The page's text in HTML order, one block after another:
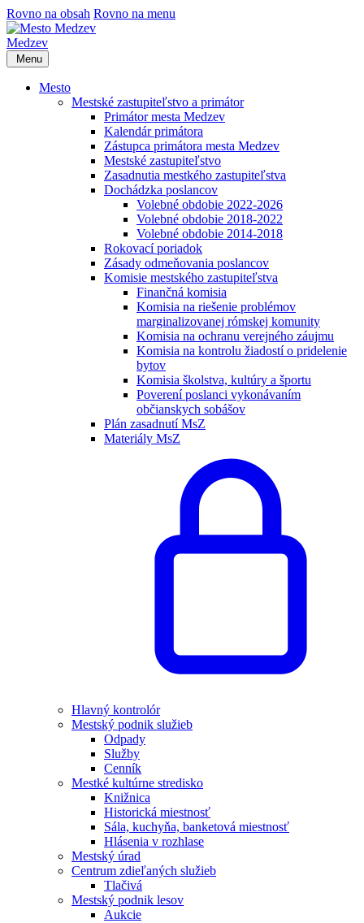
Rovno na obsah Rovno na menu
Medzev
Menu
Mesto
Mestské zastupiteľstvo a primátor
Primátor mesta Medzev
Kalendár primátora
Zástupca primátora mesta Medzev
Mestské zastupiteľstvo
Zasadnutia mestkého zastupiteľstva
Dochádzka poslancov
Volebné obdobie 2022-2026
Volebné obdobie 2018-2022
Volebné obdobie 2014-2018
Rokovací poriadok
Zásady odmeňovania poslancov
Komisie mestského zastupiteľstva
Finančná komisia
Komisia na riešenie problémov
marginalizovanej rómskej komunity
Komisia na ochranu verejného záujmu
Komisia na kontrolu žiadostí o pridelenie
bytov
Komisia školstva, kultúry a športu
Poverení poslanci vykonávaním
občianskych sobášov
Plán zasadnutí MsZ
Materiály MsZ
Hlavný kontrolór
Mestský podnik služieb
Odpady
Služby
Cenník
Mestké kultúrne stredisko
Knižnica
Historická miestnosť
Sála, kuchyňa, banketová miestnosť
Hlásenia v rozhlase
Mestský úrad
Centrum zdieľaných služieb
Tlačivá
Mestský podnik lesov
Aukcie